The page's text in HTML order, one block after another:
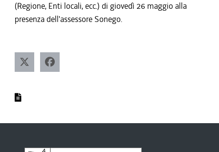
(Regione, Enti locali, ecc.) di giovedì 26 maggio alla
presenza dell'assessore Sonego.